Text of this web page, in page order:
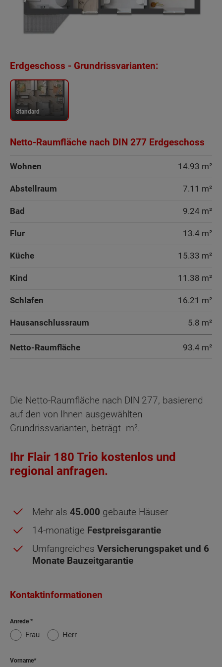
Erdgeschoss - Grundrissvarianten:
Standard
Netto-Raumfläche nach DIN 277 Erdgeschoss
Wohnen 14.93 m²
Abstellraum 7.11 m²
Bad 9.24 m²
Flur 13.4 m²
Küche 15.33 m²
Kind 11.38 m²
Schlafen 16.21 m²
Hausanschlussraum 5.8 m²
Netto-Raumfläche 93.4 m²
Obergeschoss (2 Wohnungen) -
Standard
(2 Wohnungen)
Die Netto-Raumfläche nach DIN 277, basierend
auf den von Ihnen ausgewählten
Grundrissvarianten, beträgt m².
Ihr Flair 180 Trio kostenlos und
regional anfragen.
Mehr als 45.000 gebaute Häuser
14-monatige Festpreisgarantie
Umfangreiches Versicherungspaket und 6
Monate Bauzeitgarantie
Kontaktinformationen
Anrede
Frau Herr
Vorname